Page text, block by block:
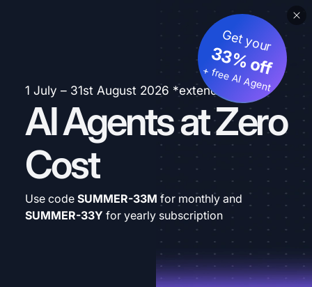
1 July – 31st August 2026 *extended
AI Agents at Zero
Cost
Get your
33% off
+ free AI Agent
Use code SUMMER-33M for monthly and
SUMMER-33Y for yearly subscription